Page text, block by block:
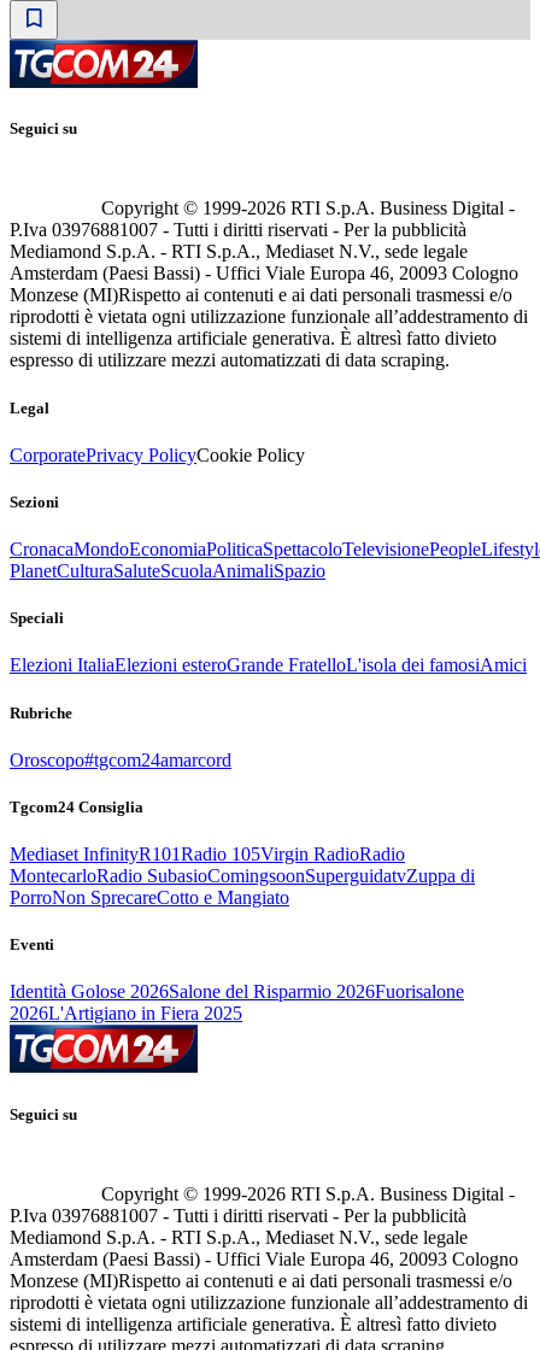
Seguici su
Copyright © 1999-2026 RTI S.p.A. Business Digital -
P.Iva 03976881007 - Tutti i diritti riservati - Per la pubblicità
Mediamond S.p.A. - RTI S.p.A., Mediaset N.V., sede legale
Amsterdam (Paesi Bassi) - Uffici Viale Europa 46, 20093 Cologno
Monzese (MI)Rispetto ai contenuti e ai dati personali trasmessi e/o
riprodotti è vietata ogni utilizzazione funzionale all’addestramento di
sistemi di intelligenza artificiale generativa. È altresì fatto divieto
espresso di utilizzare mezzi automatizzati di data scraping.
Legal
CorporatePrivacy PolicyCookie Policy
Sezioni
CronacaMondoEconomiaPoliticaSpettacoloTelevisionePeople
PlanetCulturaSaluteScuolaAnimaliSpazio
Speciali
Elezioni ItaliaElezioni esteroGrande FratelloL'isola dei famosiAmici
Rubriche
Oroscopo#tgcom24amarcord
Tgcom24 Consiglia
Mediaset InfinityR101Radio 105Virgin RadioRadio
MontecarloRadio SubasioComingsoonSuperguidatvZuppa di
PorroNon SprecareCotto e Mangiato
Eventi
Identità Golose 2026Salone del Risparmio 2026Fuorisalone
2026L'Artigiano in Fiera 2025
Seguici su
Copyright © 1999-2026 RTI S.p.A. Business Digital -
P.Iva 03976881007 - Tutti i diritti riservati - Per la pubblicità
Mediamond S.p.A. - RTI S.p.A., Mediaset N.V., sede legale
Amsterdam (Paesi Bassi) - Uffici Viale Europa 46, 20093 Cologno
Monzese (MI)Rispetto ai contenuti e ai dati personali trasmessi e/o
riprodotti è vietata ogni utilizzazione funzionale all’addestramento di
sistemi di intelligenza artificiale generativa. È altresì fatto divieto
espresso di utilizzare mezzi automatizzati di data scraping.